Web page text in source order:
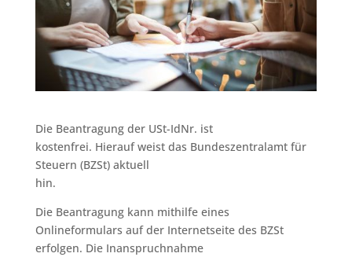
Die Beantragung der USt-IdNr. ist
kostenfrei. Hierauf weist das Bundeszentralamt für
Steuern (BZSt) aktuell
hin.
Die Beantragung kann mithilfe eines
Onlineformulars auf der Internetseite des BZSt
erfolgen. Die Inanspruchnahme